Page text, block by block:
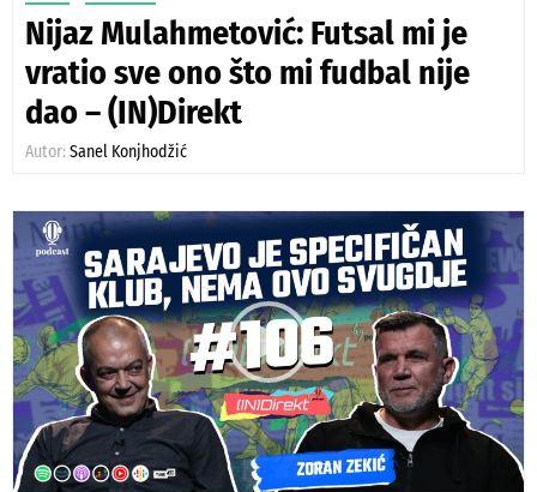
Nijaz Mulahmetović: Futsal mi je
vratio sve ono što mi fudbal nije
dao – (IN)Direkt
Autor: Sanel Konjhodžić